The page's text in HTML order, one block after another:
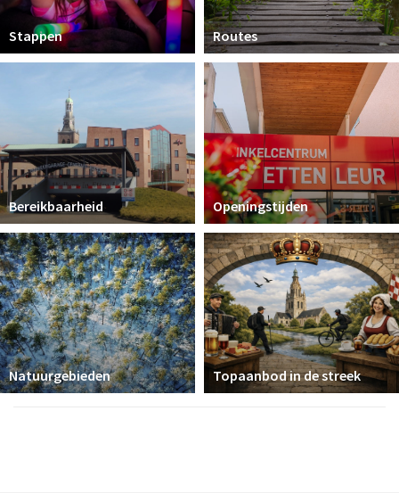
Stappen Routes
Bereikbaarheid Openingstijden
Natuurgebieden Topaanbod in de streek